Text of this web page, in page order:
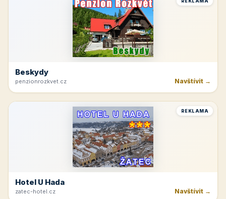
Beskydy
penzionrozkvet.cz Navštívit →
REKLAMA
Hotel U Hada
zatec-hotel.cz Navštívit →